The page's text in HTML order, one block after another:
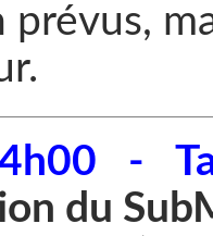
prévus,
-
du